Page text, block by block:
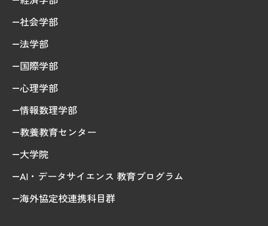
社会学部
法学部
国際学部
心理学部
情報数理学部
教養教育センター
大学院
AI・データサイエンス 教育プログラム
海外協定校連携科目群